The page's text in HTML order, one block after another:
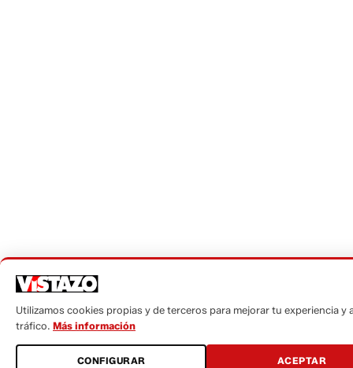
Utilizamos cookies propias y de terceros para mejorar tu experiencia y
tráfico. Más información
CONFIGURAR ACEPTAR